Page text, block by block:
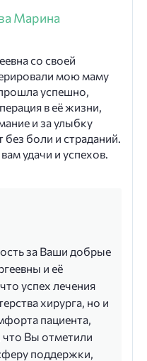
Марина
со своей
мою маму
успешно,
в её жизни,
и за улыбку
боли и страданий.
удачи и успехов.
за Ваши добрые
и её
успех лечения
хирурга, но и
пациента,
Вы отметили
поддержки,